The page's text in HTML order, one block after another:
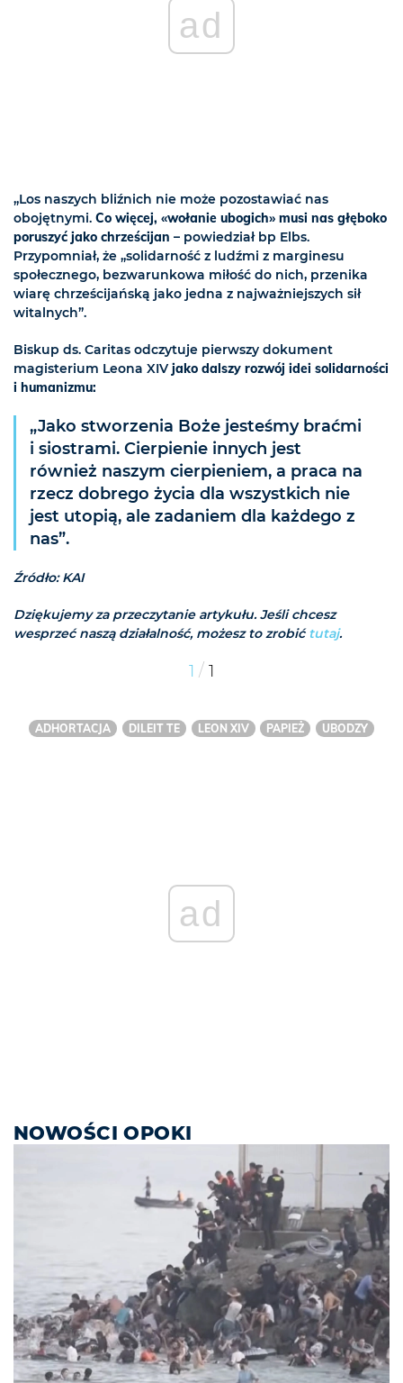
ad
„Los naszych bliźnich nie może pozostawiać nas
obojętnymi. Co więcej, «wołanie ubogich» musi nas głęboko
poruszyć jako chrześcijan – powiedział bp Elbs.
Przypomniał, że „solidarność z ludźmi z marginesu
społecznego, bezwarunkowa miłość do nich, przenika
wiarę chrześcijańską jako jedna z najważniejszych sił
witalnych”.
Biskup ds. Caritas odczytuje pierwszy dokument
magisterium Leona XIV jako dalszy rozwój idei solidarności
i humanizmu:
„Jako stworzenia Boże jesteśmy braćmi
i siostrami. Cierpienie innych jest
również naszym cierpieniem, a praca na
rzecz dobrego życia dla wszystkich nie
jest utopią, ale zadaniem dla każdego z
nas”.
Źródło: KAI
Dziękujemy za przeczytanie artykułu. Jeśli chcesz
wesprzeć naszą działalność, możesz to zrobićtutaj.
1 / 1
ADHORTACJA DILEIT TE LEON XIV PAPIEŻ UBODZY
ad
NOWOŚCI OPOKI